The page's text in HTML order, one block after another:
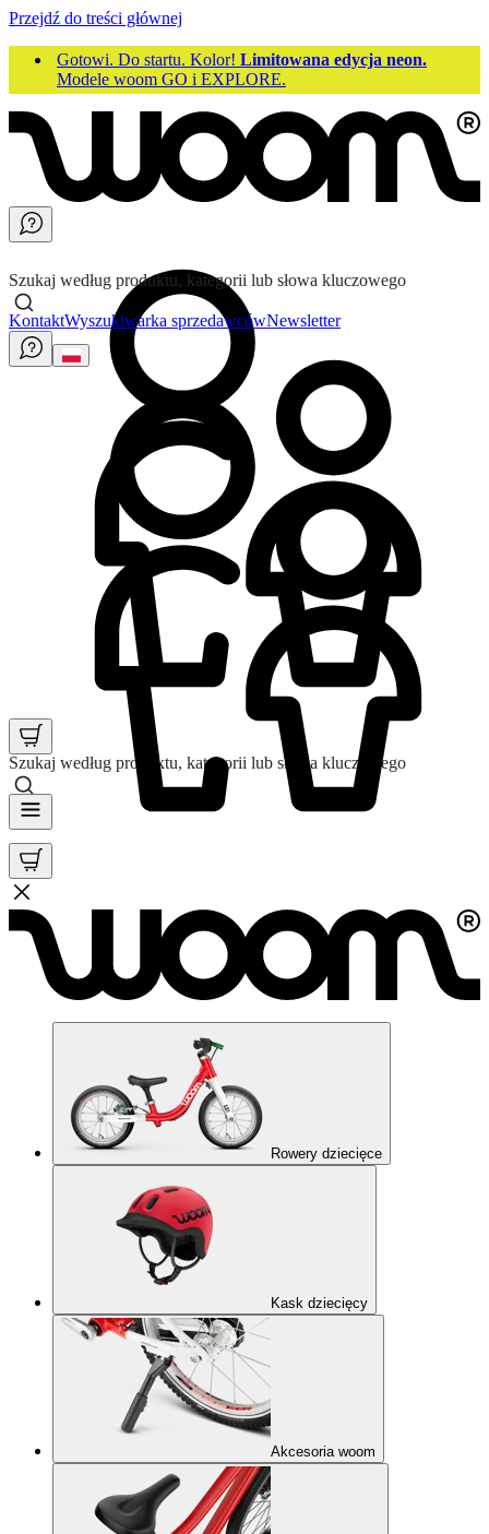
Przejdź do treści głównej
Gotowi. Do startu. Kolor! Limitowana edycja neon.
Modele woom GO i EXPLORE.
Szukaj według produktu, kategorii lub słowa kluczowego
Szukaj według produktu, kategorii lub słowa kluczowego
KontaktWyszukiwarka sprzedawcówNewsletter
Rowery dziecięce
Kask dziecięcy
Akcesoria woom